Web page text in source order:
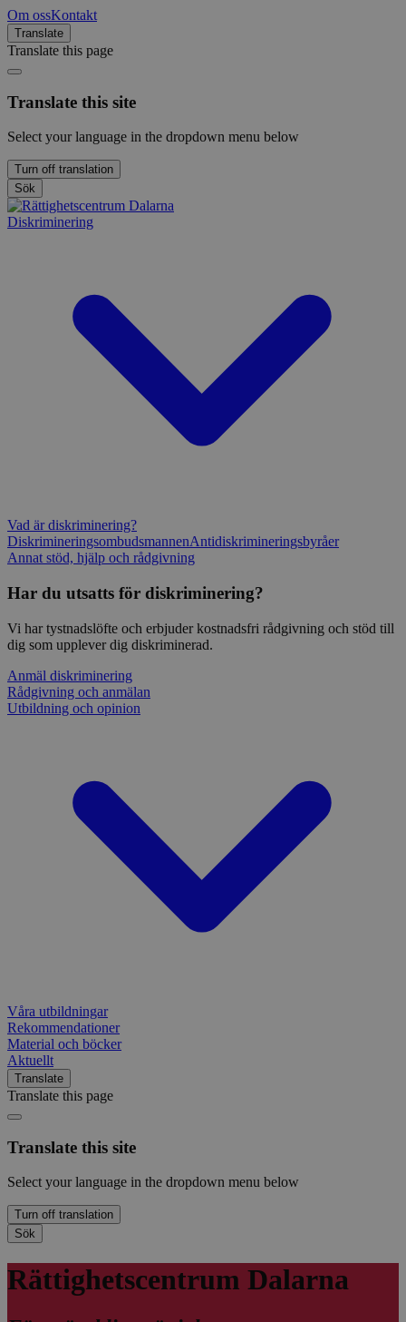
Om ossKontakt
Translate
Translate this page
Translate this site
Select your language in the dropdown menu below
Turn off translation
Sök
Diskriminering
Vad är diskriminering?
DiskrimineringsombudsmannenAntidiskrimineringsbyråer
Annat stöd, hjälp och rådgivning
Har du utsatts för diskriminering?
Vi har tystnadslöfte och erbjuder kostnadsfri rådgivning och stöd till
dig som upplever dig diskriminerad.
Anmäl diskriminering
Rådgivning och anmälan
Utbildning och opinion
Våra utbildningar
Rekommendationer
Material och böcker
Aktuellt
Translate
Translate this page
Translate this site
Select your language in the dropdown menu below
Turn off translation
Sök
Rättighetscentrum Dalarna